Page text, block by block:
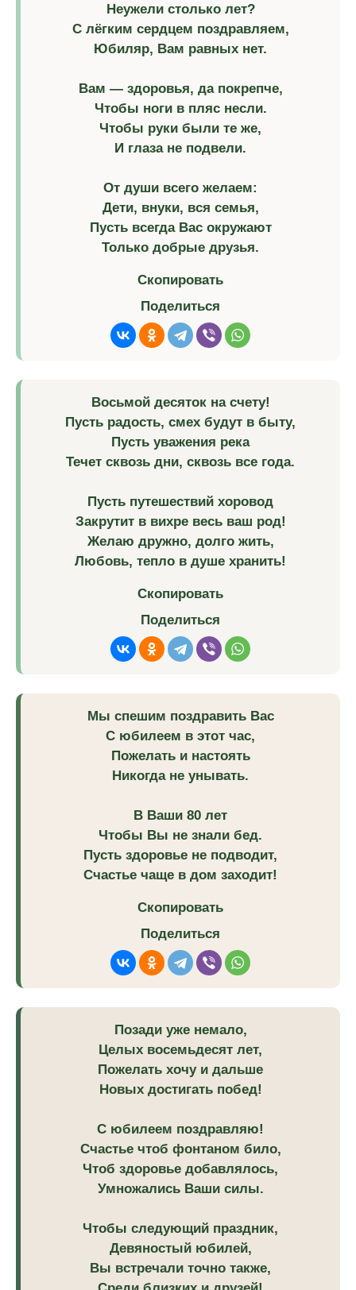
Неужели столько лет?
С лёгким сердцем поздравляем,
Юбиляр, Вам равных нет.
Вам — здоровья, да покрепче,
Чтобы ноги в пляс несли.
Чтобы руки были те же,
И глаза не подвели.
От души всего желаем:
Дети, внуки, вся семья,
Пусть всегда Вас окружают
Только добрые друзья.
Скопировать
Поделиться
Восьмой десяток на счету!
Пусть радость, смех будут в быту,
Пусть уважения река
Течет сквозь дни, сквозь все года.
Пусть путешествий хоровод
Закрутит в вихре весь ваш род!
Желаю дружно, долго жить,
Любовь, тепло в душе хранить!
Скопировать
Поделиться
Мы спешим поздравить Вас
С юбилеем в этот час,
Пожелать и настоять
Никогда не унывать.
В Ваши 80 лет
Чтобы Вы не знали бед.
Пусть здоровье не подводит,
Счастье чаще в дом заходит!
Скопировать
Поделиться
Позади уже немало,
Целых восемьдесят лет,
Пожелать хочу и дальше
Новых достигать побед!
С юбилеем поздравляю!
Счастье чтоб фонтаном било,
Чтоб здоровье добавлялось,
Умножались Ваши силы.
Чтобы следующий праздник,
Девяностый юбилей,
Вы встречали точно также,